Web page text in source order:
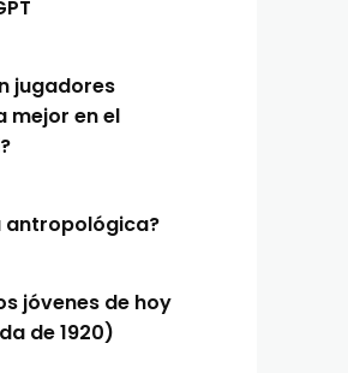
jugadores
mejor en el
antropológica?
jóvenes de hoy
de 1920)